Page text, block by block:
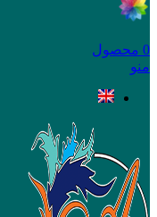
0 محصول
منو